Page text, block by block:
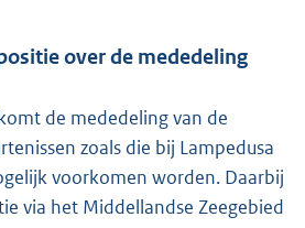
over de mededeling
de mededeling van de
zoals die bij Lampedusa
voorkomen worden. Daarbij
via het Middellandse Zeegebied